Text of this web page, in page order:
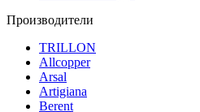
Производители
TRILLON
Allcopper
Arsal
Artigiana
Berent